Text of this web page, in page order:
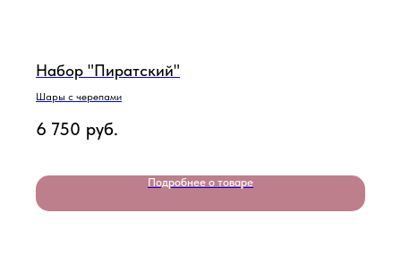
Набор "Пиратский"
Шары с черепами
6 750 руб.
Подробнее о товаре